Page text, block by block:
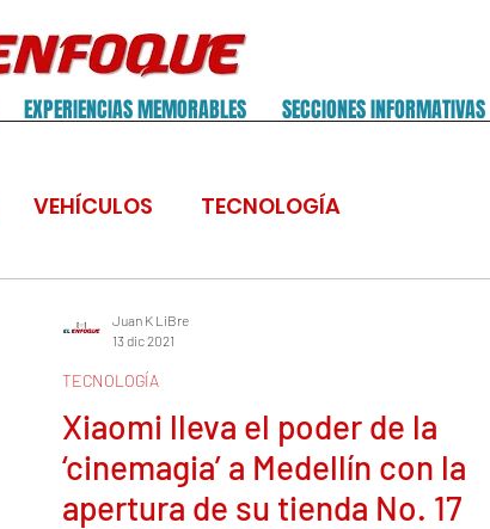
EXPERIENCIAS MEMORABLES SECCIONES INFORMATIVAS
VEHÍCULOS TECNOLOGÍA
SALSERO COMUNICADOS DE PRENSA
Xiaomi lleva el poder de la
‘cinemagia’ a Medellín con la
apertura de su tienda No. 17
TECNOLOGÍA
Juan K LiBre
13 dic 2021